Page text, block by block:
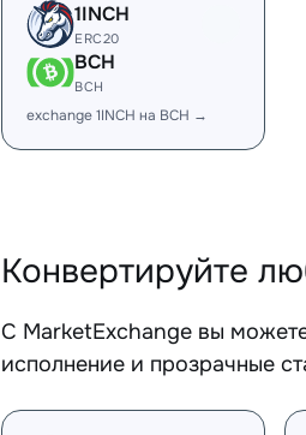
1INCH
ERC20
BCH
BCH
exchange 1INCH на BCH →
Конвертируйте
С MarketExchange вы
исполнение и прозрачные